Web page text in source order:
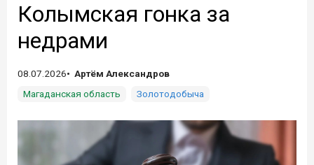
Колымская гонка за
недрами
08.07.2026
Артём Александров
Магаданская область
Золотодобыча